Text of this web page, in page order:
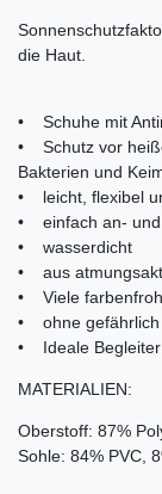
die Haut.
• Schuhe mit
• Schutz vor
Bakterien und
• leicht, flexibel
• einfach an- und
• wasserdicht
• aus
• Viele
• ohne gefährlich
• Ideale Begleiter
MATERIALIEN:
Oberstoff: 87%
Sohle: 84% PVC,